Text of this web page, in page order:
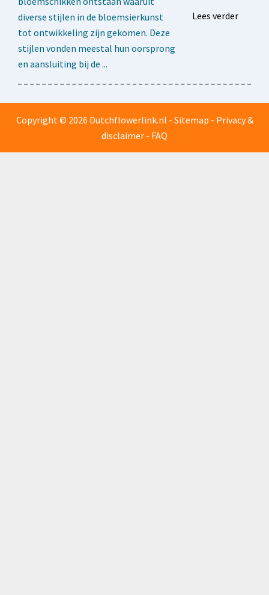
diverse stijlen in de bloemsierkunst
tot ontwikkeling zijn gekomen. Deze
stijlen vonden meestal hun oorsprong
en aansluiting bij de ...
Lees verder
Copyright © 2026 Dutchflowerlink.nl - Sitemap - Privacy &
disclaimer - FAQ